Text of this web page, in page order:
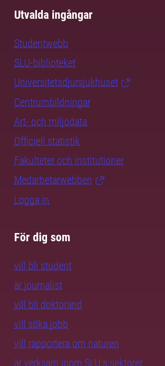
Utvalda ingångar
Studentwebb
SLU-biblioteket
Universitetsdjursjukhuset
Centrumbildningar
Art- och miljödata
Officiell statistik
Fakulteter och institutioner
Medarbetarwebben
Logga in
För dig som
vill bli student
är journalist
vill bli doktorand
vill söka jobb
vill rapportera om naturen
är verksam inom SLU:s sektorer